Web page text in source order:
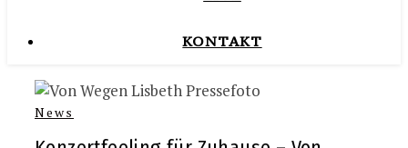
KONTAKT
News